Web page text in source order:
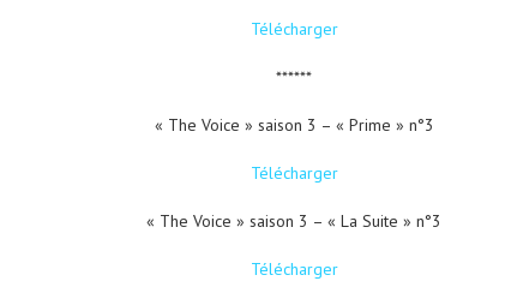
Télécharger
******
« The Voice » saison 3 – « Prime » n°3
Télécharger
« The Voice » saison 3 – « La Suite » n°3
Télécharger